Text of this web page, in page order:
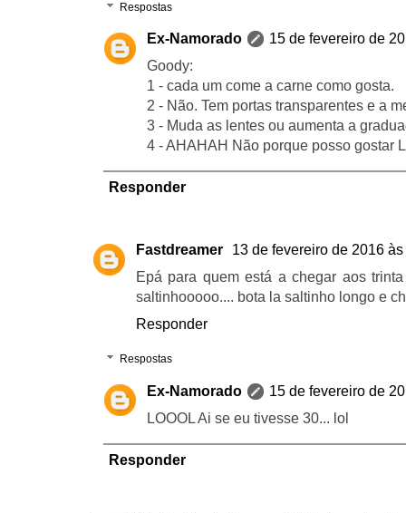
Respostas
Ex-Namorado
15 de fevereiro de
Goody:
1 - cada um come a carne como gosta.
2 - Não. Tem portas transparentes e a
3 - Muda as lentes ou aumenta a
4 - AHAHAH Não porque posso gostar
Responder
Fastdreamer
13 de fevereiro de 2016
Epá para quem está a chegar aos
saltinhooooo.... bota la saltinho longo e
Responder
Respostas
Ex-Namorado
15 de fevereiro de
LOOOL Ai se eu tivesse 30... lol
Responder